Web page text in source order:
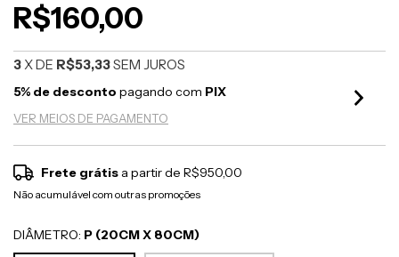
R$160,00
3X DE R$53,33SEM JUROS
5% de desconto pagando com PIX
VER MEIOS DE PAGAMENTO
Frete grátis a partir deR$950,00
Não acumulável com outras promoções
DIÂMETRO: P (20CM X 80CM)